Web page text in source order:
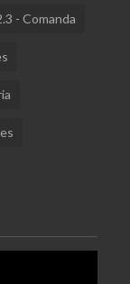
- Comanda